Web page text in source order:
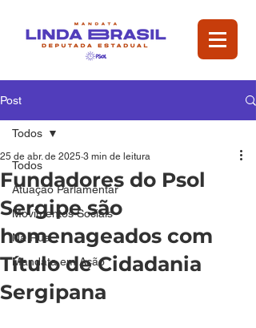
Post
Todos
Atuação Parlamentar
Movimentos Sociais
Na Rua
Mandata em Ação
Todos
Fundadores do Psol
Sergipe são
homenageados com
Título de Cidadania
Sergipana
25 de abr. de 2025 3 min de leitura